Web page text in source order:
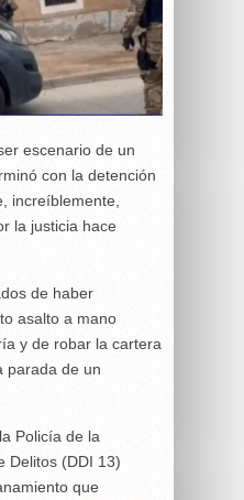
escenario de un
con la detención
increíblemente,
la justicia hace
de haber
asalto a mano
y de robar la cartera
parada de un
Policía de la
Delitos (DDI 13)
que